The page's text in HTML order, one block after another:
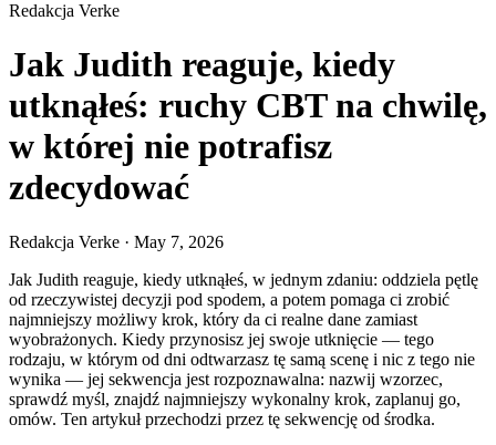
Redakcja Verke
Jak Judith reaguje, kiedy
utknąłeś: ruchy CBT na chwilę,
w której nie potrafisz
zdecydować
Redakcja Verke · May 7, 2026
Jak Judith reaguje, kiedy utknąłeś, w jednym zdaniu: oddziela pętlę
od rzeczywistej decyzji pod spodem, a potem pomaga ci zrobić
najmniejszy możliwy krok, który da ci realne dane zamiast
wyobrażonych. Kiedy przynosisz jej swoje utknięcie — tego
rodzaju, w którym od dni odtwarzasz tę samą scenę i nic z tego nie
wynika — jej sekwencja jest rozpoznawalna: nazwij wzorzec,
sprawdź myśl, znajdź najmniejszy wykonalny krok, zaplanuj go,
omów. Ten artykuł przechodzi przez tę sekwencję od środka.